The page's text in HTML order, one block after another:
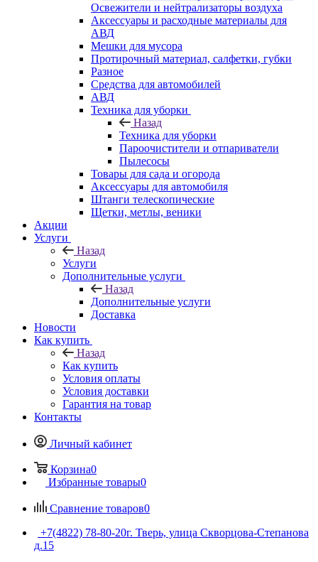
Освежители и нейтрализаторы воздуха
Аксессуары и расходные материалы для
АВД
Мешки для мусора
Протирочный материал, салфетки, губки
Разное
Средства для автомобилей
АВД
Техника для уборки
Назад
Техника для уборки
Пароочистители и отпариватели
Пылесосы
Товары для сада и огорода
Аксессуары для автомобиля
Штанги телескопические
Щетки, метлы, веники
Акции
Услуги
Назад
Услуги
Дополнительные услуги
Назад
Дополнительные услуги
Доставка
Новости
Как купить
Назад
Как купить
Условия оплаты
Условия доставки
Гарантия на товар
Контакты
Личный кабинет
Корзина0
Избранные товары0
Сравнение товаров0
+7(4822) 78-80-20г. Тверь, улица Скворцова-Степанова
д.15